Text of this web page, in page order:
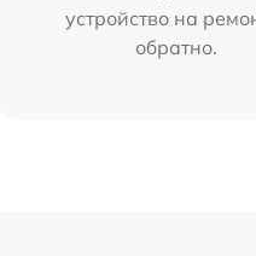
устройство на
обратно.